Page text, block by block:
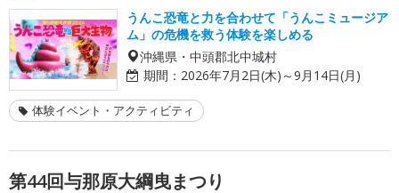
うんこ恐竜と力を合わせて「うんこミュージア
ム」の危機を救う体験を楽しめる
沖縄県・中頭郡北中城村
期間： 2026年7月2日(木)～9月14日(月)
体験イベント・アクティビティ
第44回与那原大綱曳まつり